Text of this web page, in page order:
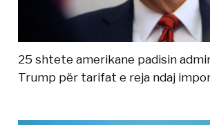
25 shtete amerikane padisin
Trump për tarifat e reja ndaj